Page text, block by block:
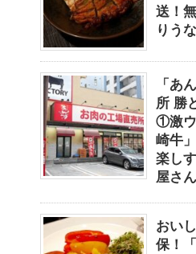
送！
りう
「あ
所 勝
①激ウ
崎牛
楽し
屋さん
おい
保！